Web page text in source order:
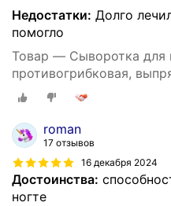
Недостатки: Долго
помогло
Товар — Сыворотка для
противогрибковая,
roman
17 отзывов
16 декабря 2024
Достоинства:
ногте